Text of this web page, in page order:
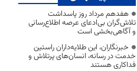
هفدهم مرداد روز پاسداشت
تلاش‌گران بی‌ادعای عرصه اطلاع‌رسانی
و آگاهی‌بخشی است
خبرنگاران، این طلایه‌داران راستین
خدمت در رسانه، انسان‌های پرتلاش و
فداکاری هستند